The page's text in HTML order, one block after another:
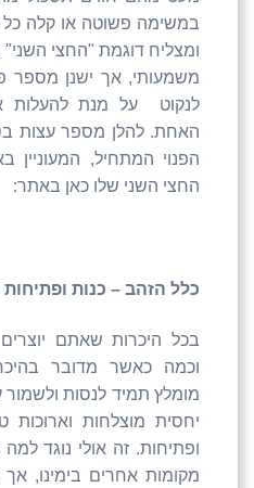
במשימה פשוטה או קלה כל
ומצליח דוגמת "החצי השני"
משמעותי, אך ישנן מספר
לנקוט על מנת להעלות
האחת. להלן מספר עצות
הפנוי המתחיל,
החצי השני שלו כאן באתר:
כלל הזהב – כנות ופתיחות
בכל היכרות שאתם
וכמה כאשר מדובר
מומלץ תמיד לנסות
יחסית מוצלחות וארוכות
ופתיחות. זה אולי נוגד
מקומות אחרים בימינו,